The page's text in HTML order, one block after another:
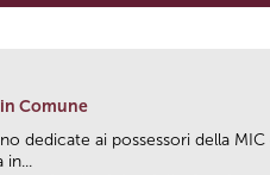
Comune
dedicate ai possessori della MIC
in...